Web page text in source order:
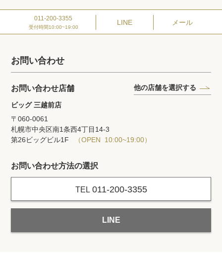
011-200-3355
受付時間10:00~19:00
LINE メール
お問い合わせ
お問い合わせ店舗 他の店舗を選択する
ビッグ 三越前店
〒060-0061
札幌市中央区南1条西4丁目14‐3
第26ビッグビル1F
（OPEN 10:00~19:00）
お問い合わせ方法の選択
TEL 011-200-3355
LINE